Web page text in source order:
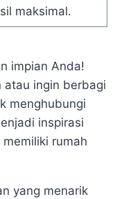
maksimal.
impian Anda!
atau ingin berbagi
menghubungi
inspirasi
rumah
yang menarik